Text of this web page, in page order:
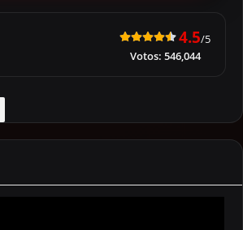
4.5/5
Votos: 546,044